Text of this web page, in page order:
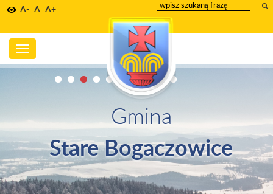
A- A A+
wpisz
szukany
tekst
Toggle
navigation
Gmina
Stare Bogaczowice